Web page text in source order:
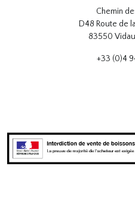
Chemin
D48 Route de
83550
+33 (0)4